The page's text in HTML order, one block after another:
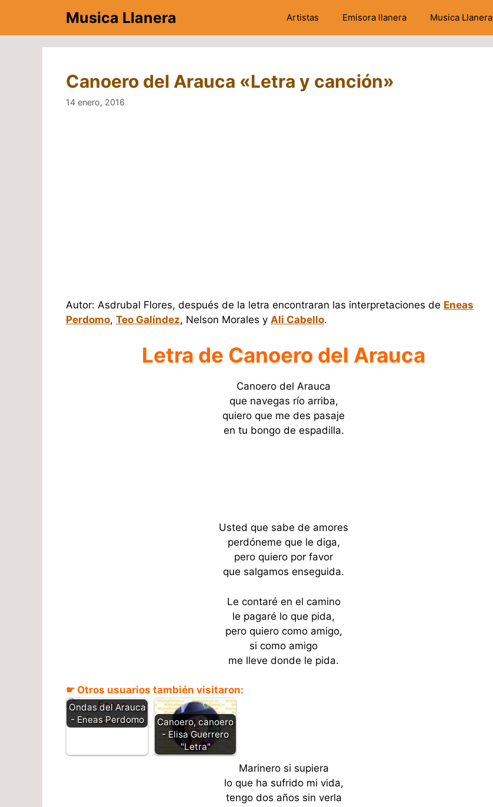
contenido
Musica Llanera Artistas Emisora llanera Musica Llanera
Canoero del Arauca «Letra y canción»
14 enero, 2016
Autor: Asdrubal Flores, después de la letra encontraran las interpretaciones de Eneas
Perdomo, Teo Galíndez, Nelson Morales y Ali Cabello.
Letra de Canoero del Arauca
Canoero del Arauca
que navegas río arriba,
quiero que me des pasaje
en tu bongo de espadilla.
Usted que sabe de amores
perdóneme que le diga,
pero quiero por favor
que salgamos enseguida.
Le contaré en el camino
le pagaré lo que pida,
pero quiero como amigo,
si como amigo
me lleve donde le pida.
☛ Otros usuarios también visitaron:
Ondas del Arauca
- Eneas Perdomo
Canoero, canoero
- Elisa Guerrero
"Letra"
Marinero si supiera
lo que ha sufrido mi vida,
tengo dos años sin verla